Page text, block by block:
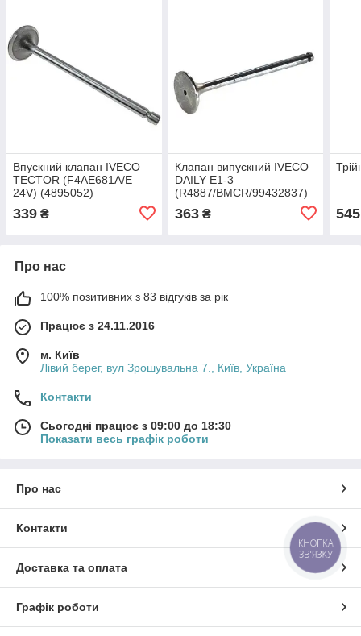
Впускний клапан IVECO
TECTOR (F4AE681A/E
24V) (4895052)
339 ₴
Клапан випускний IVECO
DAILY E1-3
(R4887/BMCR/99432837)
363₴ 545
Про нас
100% позитивних з 83 відгуків за рік
Працює з 24.11.2016
м. Київ
Лівий берег, вул Зрошувальна 7., Київ, Україна
Контакти
Сьогодні працює з 09:00 до 18:30
Показати весь графік роботи
Про нас
Контакти
Доставка та оплата
Графік роботи
КНОПКА
ЗВ'ЯЗКУ